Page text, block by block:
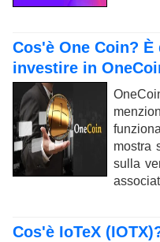
Cos'è One Coin?
investire in
mostra
sulla
Cos'è IoTeX